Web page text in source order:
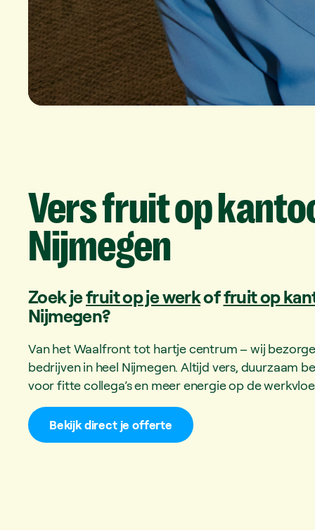
Versfruitop
Nijmegen
Zoek jefruit op je werkoffruit op
Nijmegen?
Van het Waalfront tot hartje centrum – wij
bedrijven in heel Nijmegen. Altijd vers, duurzaam
voor fitte collega’s en meer energie op de
Bekijk direct je offerte